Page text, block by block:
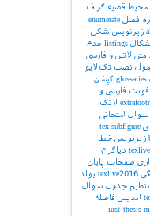
محیط قضیه گراف
فصل enumerate
زیرنویس شکل
listings عدم
متن لاتین و فارسی
نصب تک‌لایو
glossaries کپشن
فونت فارسی و
لاتک
سوال امتحانی
tex subfigure
زیرنویس خطا
دیاگرام
صفحات پایان
texlive2016 بولد
تنظیم جدول سوال
اندیس فاصله
iust-thesis